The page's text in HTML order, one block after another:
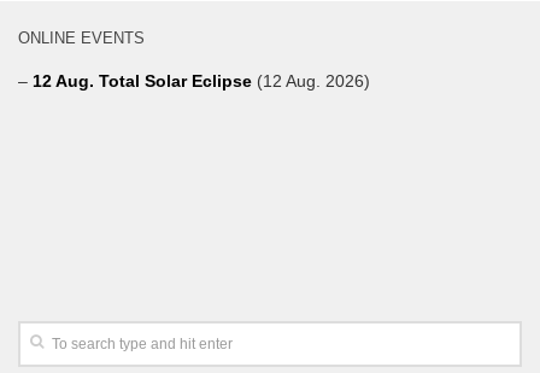
ONLINE EVENTS
– 12 Aug. Total Solar Eclipse (12 Aug. 2026)